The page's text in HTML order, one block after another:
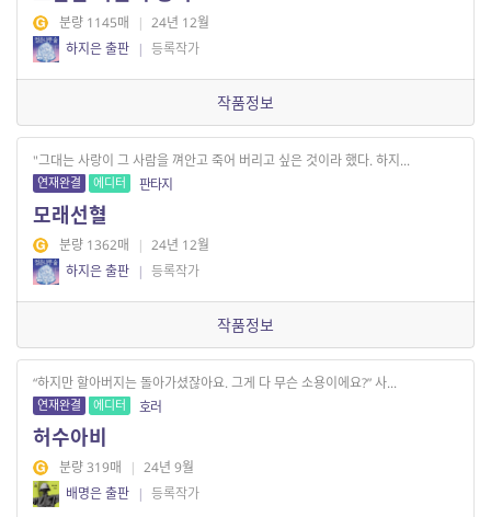
분량 1145매 | 24년 12월
하지은 출판 | 등록작가
작품정보
"그대는 사랑이 그 사람을 껴안고 죽어 버리고 싶은 것이라 했다. 하지...
연재완결 에디터 판타지
모래선혈
분량 1362매 | 24년 12월
하지은 출판 | 등록작가
작품정보
“하지만 할아버지는 돌아가셨잖아요. 그게 다 무슨 소용이에요?” 사...
연재완결 에디터 호러
허수아비
분량 319매 | 24년 9월
배명은 출판 | 등록작가